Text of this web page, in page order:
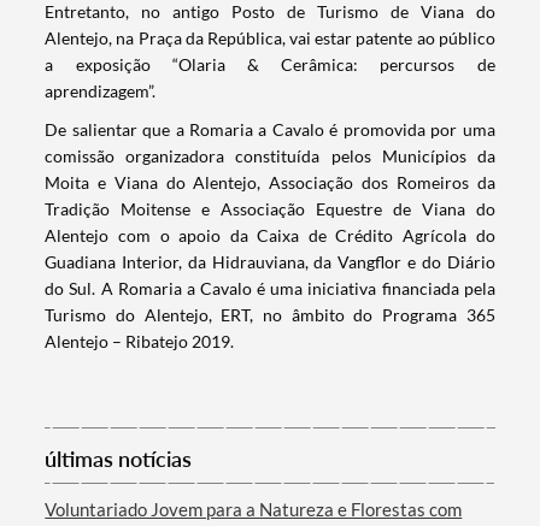
Categorias gerais
Filtros
Entretanto, no antigo Posto de Turismo de Viana do
Alentejo, na Praça da República, vai estar patente ao público
a exposição “Olaria & Cerâmica: percursos de
aprendizagem”.
De salientar que a Romaria a Cavalo é promovida por uma
comissão organizadora constituída pelos Municípios da
Moita e Viana do Alentejo, Associação dos Romeiros da
Tradição Moitense e Associação Equestre de Viana do
Alentejo com o apoio da Caixa de Crédito Agrícola do
Guadiana Interior, da Hidrauviana, da Vangflor e do Diário
do Sul. A Romaria a Cavalo é uma iniciativa financiada pela
Turismo do Alentejo, ERT, no âmbito do Programa 365
Alentejo – Ribatejo 2019.
últimas notícias
Voluntariado Jovem para a Natureza e Florestas com